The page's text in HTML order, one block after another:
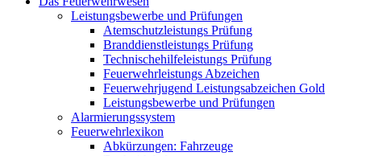
Leistungsbewerbe und Prüfungen
Atemschutzleistungs Prüfung
Branddienstleistungs Prüfung
Technischehilfeleistungs Prüfung
Feuerwehrleistungs Abzeichen
Feuerwehrjugend Leistungsabzeichen Gold
Leistungsbewerbe und Prüfungen
Alarmierungssystem
Feuerwehrlexikon
Abkürzungen: Fahrzeuge